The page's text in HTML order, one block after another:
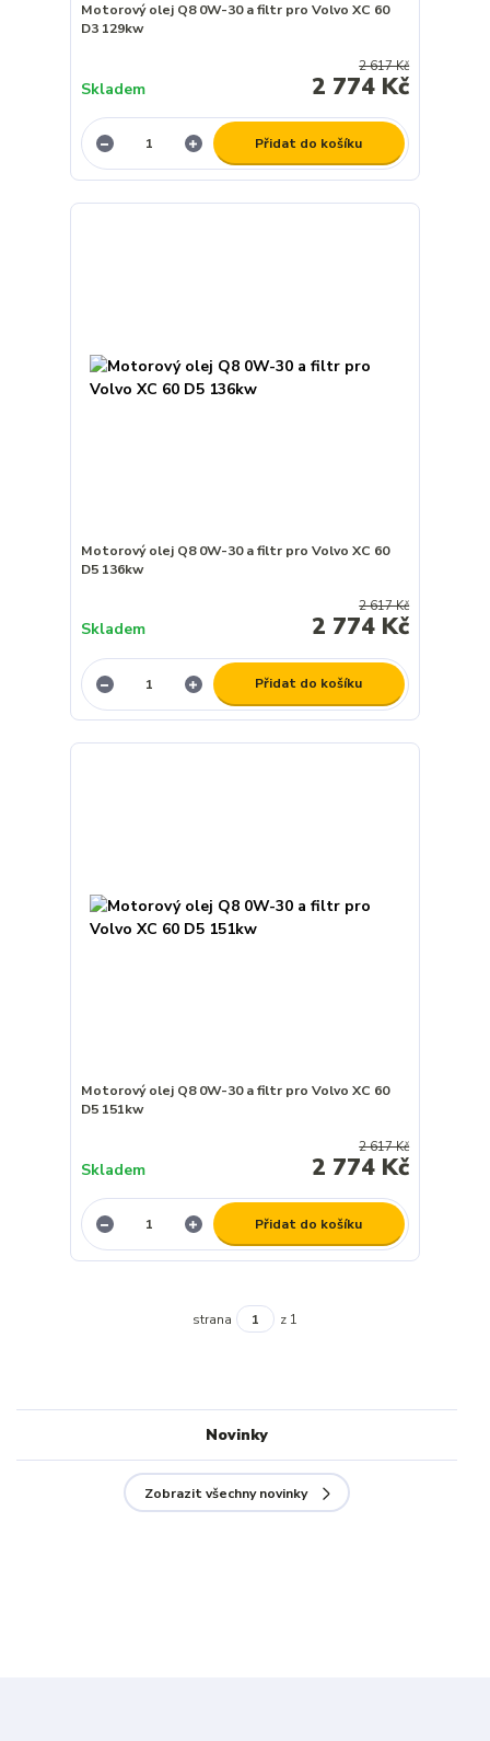
Motorový olej Q8 0W-30 a filtr pro Volvo XC 60
D3 129kw
2 617 Kč
2 774 Kč
Skladem
Přidat do košíku
Motorový olej Q8 0W-30 a filtr pro Volvo XC 60
D5 136kw
2 617 Kč
2 774 Kč
Skladem
Přidat do košíku
Motorový olej Q8 0W-30 a filtr pro Volvo XC 60
D5 151kw
2 617 Kč
2 774 Kč
Skladem
Přidat do košíku
strana z 1
Novinky
Zobrazit všechny novinky